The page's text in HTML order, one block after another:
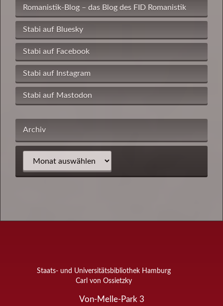
Romanistik-Blog – das Blog des FID Romanistik
Stabi auf Bluesky
Stabi auf Facebook
Stabi auf Instagram
Stabi auf Mastodon
Archiv
Staats- und Universitätsbibliothek Hamburg
Carl von Ossietzky
Von-Melle-Park 3